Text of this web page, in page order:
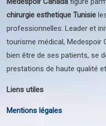
chirurgie esthetique Tunisie
professionnelles. Leader et
tourisme médical, Medespoir
bien être de ses patients, se
prestations de haute qualité
Liens utiles
Mentions légales